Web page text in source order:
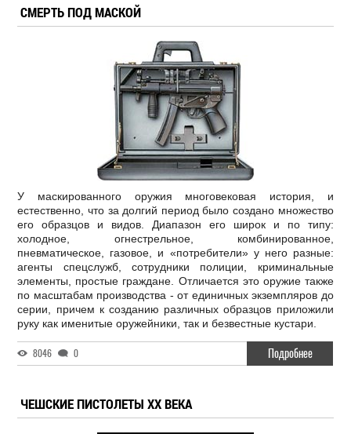
СМЕРТЬ ПОД МАСКОЙ
У маскированного оружия многовековая история, и
естественно, что за долгий период было создано множество
его образцов и видов. Диапазон его широк и по типу:
холодное, огнестрельное, комбинированное,
пневматическое, газовое, и «потребители» у него разные:
агенты спецслужб, сотрудники полиции, криминальные
элементы, простые граждане. Отличается это оружие также
по масштабам производства - от единичных экземпляров до
серии, причем к созданию различных образцов приложили
руку как именитые оружейники, так и безвестные кустари.
8046 0 Подробнее
ЧЕШСКИЕ ПИСТОЛЕТЫ ХХ ВЕКА